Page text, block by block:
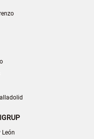
León